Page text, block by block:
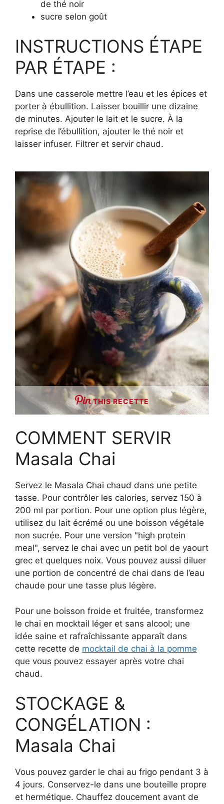
de thé noir
sucre selon goût
INSTRUCTIONS ÉTAPE
PAR ÉTAPE :
Dans une casserole mettre l’eau et les épices et
porter à ébullition. Laisser bouillir une dizaine
de minutes. Ajouter le lait et le sucre. À la
reprise de l’ébullition, ajouter le thé noir et
laisser infuser. Filtrer et servir chaud.
THIS RECETTE
COMMENT SERVIR
Masala Chai
Servez le Masala Chai chaud dans une petite
tasse. Pour contrôler les calories, servez 150 à
200 ml par portion. Pour une option plus légère,
utilisez du lait écrémé ou une boisson végétale
non sucrée. Pour une version "high protein
meal", servez le chai avec un petit bol de yaourt
grec et quelques noix. Vous pouvez aussi diluer
une portion de concentré de chai dans de l’eau
chaude pour une tasse plus légère.
Pour une boisson froide et fruitée, transformez
le chai en mocktail léger et sans alcool; une
idée saine et rafraîchissante apparaît dans
cette recette de mocktail de chai à la pomme
que vous pouvez essayer après votre chai
chaud.
STOCKAGE &
CONGÉLATION :
Masala Chai
Vous pouvez garder le chai au frigo pendant 3 à
4 jours. Conservez-le dans une bouteille propre
et hermétique. Chauffez doucement avant de